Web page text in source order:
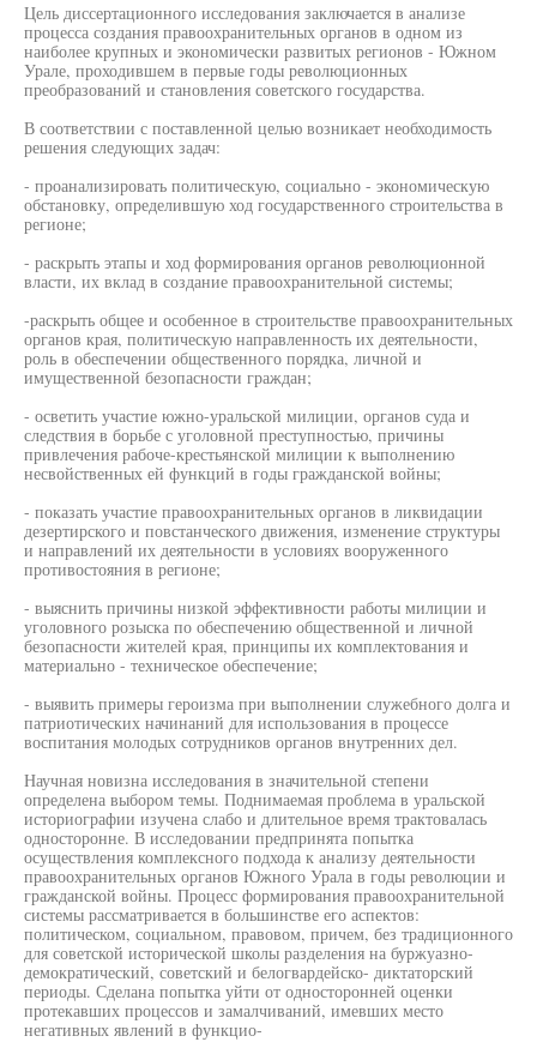
Цель диссертационного исследования заключается в анализе
процесса создания правоохранительных органов в одном из
наиболее крупных и экономически развитых регионов - Южном
Урале, проходившем в первые годы революционных
преобразований и становления советского государства.
В соответствии с поставленной целью возникает необходимость
решения следующих задач:
- проанализировать политическую, социально - экономическую
обстановку, определившую ход государственного строительства в
регионе;
- раскрыть этапы и ход формирования органов революционной
власти, их вклад в создание правоохранительной системы;
-раскрыть общее и особенное в строительстве правоохранительных
органов края, политическую направленность их деятельности,
роль в обеспечении общественного порядка, личной и
имущественной безопасности граждан;
- осветить участие южно-уральской милиции, органов суда и
следствия в борьбе с уголовной преступностью, причины
привлечения рабоче-крестьянской милиции к выполнению
несвойственных ей функций в годы гражданской войны;
- показать участие правоохранительных органов в ликвидации
дезертирского и повстанческого движения, изменение структуры
и направлений их деятельности в условиях вооруженного
противостояния в регионе;
- выяснить причины низкой эффективности работы милиции и
уголовного розыска по обеспечению общественной и личной
безопасности жителей края, принципы их комплектования и
материально - техническое обеспечение;
- выявить примеры героизма при выполнении служебного долга и
патриотических начинаний для использования в процессе
воспитания молодых сотрудников органов внутренних дел.
Научная новизна исследования в значительной степени
определена выбором темы. Поднимаемая проблема в уральской
историографии изучена слабо и длительное время трактовалась
односторонне. В исследовании предпринята попытка
осуществления комплексного подхода к анализу деятельности
правоохранительных органов Южного Урала в годы революции и
гражданской войны. Процесс формирования правоохранительной
системы рассматривается в большинстве его аспектов:
политическом, социальном, правовом, причем, без традиционного
для советской исторической школы разделения на буржуазно-
демократический, советский и белогвардейско- диктаторский
периоды. Сделана попытка уйти от односторонней оценки
протекавших процессов и замалчиваний, имевших место
негативных явлений в функцио-